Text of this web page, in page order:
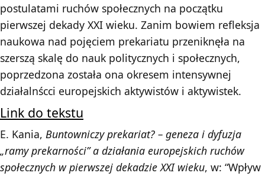
postulatami ruchów społecznych na początku
pierwszej dekady XXI wieku. Zanim bowiem refleksja
naukowa nad pojęciem prekariatu przeniknęła na
szerszą skalę do nauk politycznych i społecznych,
poprzedzona została ona okresem intensywnej
działalnścci europejskich aktywistów i aktywistek.
Link do tekstu
E. Kania, Buntowniczy prekariat? – geneza i dyfuzja
„ramy prekarności” a działania europejskich ruchów
społecznych w pierwszej dekadzie XXI wieku, w: “Wpływ